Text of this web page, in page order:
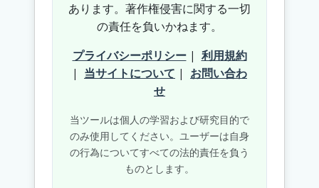
あります。著作権侵害に関する一切
の責任を負いかねます。
プライバシーポリシー| 利用規約
| 当サイトについて | お問い合わ
せ
当ツールは個人の学習および研究目的で
のみ使用してください。ユーザーは自身
の行為についてすべての法的責任を負う
ものとします。